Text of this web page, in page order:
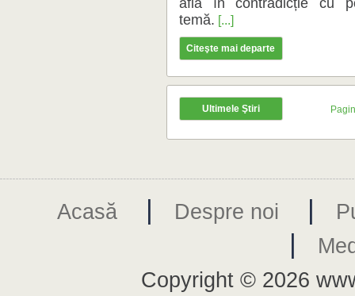
temă. [...]
Citeşte mai departe
Ultimele Ştiri
Acasă | Despre noi |
|
Copyright © 2026